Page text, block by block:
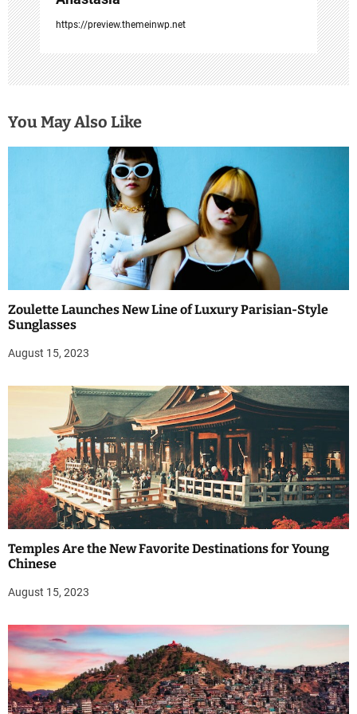
https://preview.themeinwp.net
You May Also Like
Zoulette Launches New Line of Luxury Parisian-Style
Sunglasses
August 15, 2023
Temples Are the New Favorite Destinations for Young
Chinese
August 15, 2023